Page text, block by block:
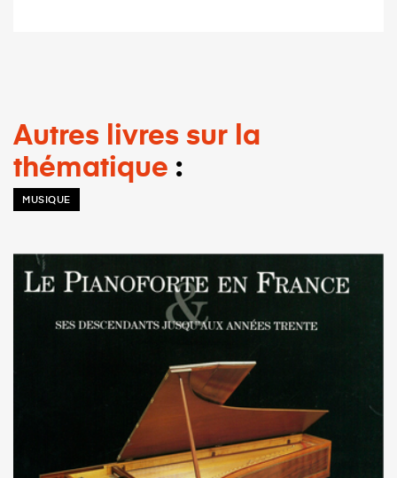
Autres livres sur la
thématique
MUSIQUE